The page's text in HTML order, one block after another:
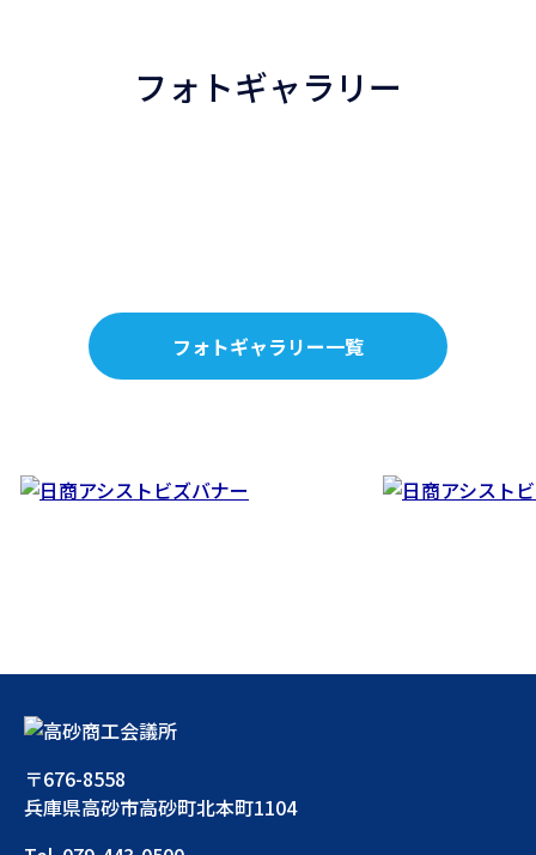
フォトギャラリー
フォトギャラリー一覧
〒676-8558
兵庫県高砂市高砂町北本町1104